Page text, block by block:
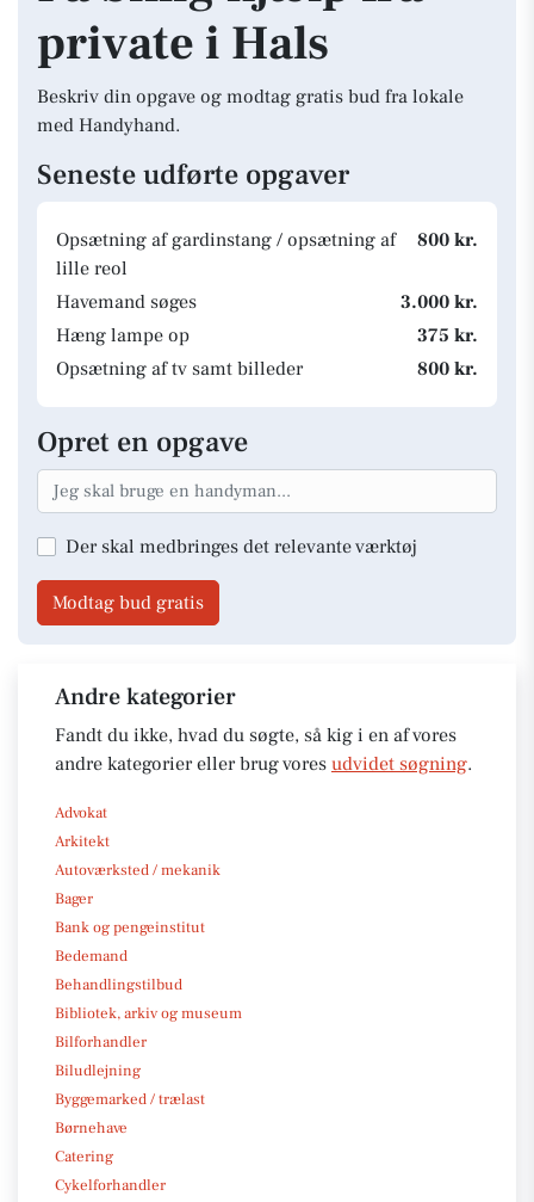
private i Hals
Beskriv din opgave og modtag gratis bud fra lokale
med Handyhand.
Seneste udførte opgaver
Opsætning af gardinstang / opsætning af
lille reol
800 kr.
Havemand søges
3.000 kr.
Hæng lampe op
375 kr.
Opsætning af tv samt billeder
800 kr.
Opret en opgave
Der skal medbringes det relevante værktøj
Modtag bud gratis
Andre kategorier
Fandt du ikke, hvad du søgte, så kig i en af vores
andre kategorier eller brug vores udvidet søgning.
Advokat
Arkitekt
Autoværksted / mekanik
Bager
Bank og pengeinstitut
Bedemand
Behandlingstilbud
Bibliotek, arkiv og museum
Bilforhandler
Biludlejning
Byggemarked / trælast
Børnehave
Catering
Cykelforhandler